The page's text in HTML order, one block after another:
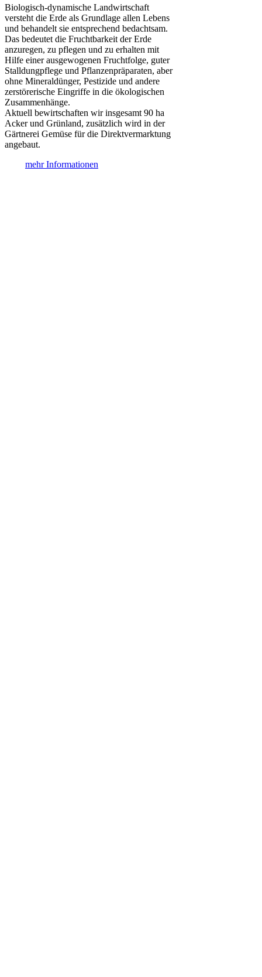
Biologisch-dynamische Landwirtschaft
versteht die Erde als Grundlage allen Lebens
und behandelt sie entsprechend bedachtsam.
Das bedeutet die Fruchtbarkeit der Erde
anzuregen, zu pflegen und zu erhalten mit
Hilfe einer ausgewogenen Fruchtfolge, guter
Stalldungpflege und Pflanzenpräparaten, aber
ohne Mineraldünger, Pestizide und andere
zerstörerische Eingriffe in die ökologischen
Zusammenhänge.
Aktuell bewirtschaften wir insgesamt 90 ha
Acker und Grünland, zusätzlich wird in der
Gärtnerei Gemüse für die Direktvermarktung
angebaut.
mehr Informationen